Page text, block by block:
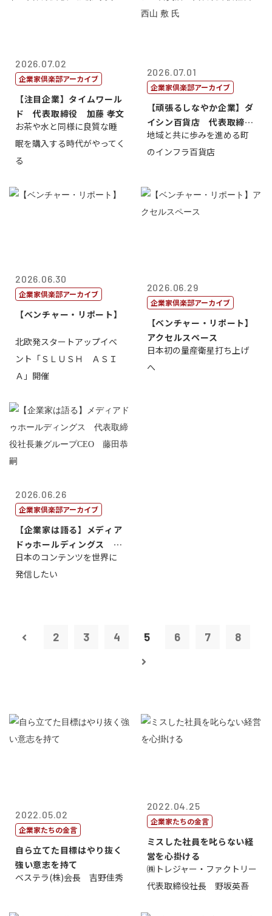
2026.07.02
企業家倶楽部アーカイブ
【注目企業】タイムワール
ド 代表取締役 加藤 孝文
お茶や水と同様に良質な睡
眠を購入する時代がやってく
る
2026.07.01
企業家倶楽部アーカイブ
【頑張るしなやか企業】ダ
イシン百貨店 代表取締役
社長 西山 ...
地域と共に歩みを進める町
のインフラ百貨店
2026.06.30
企業家倶楽部アーカイブ
【ベンチャー・リポート】
北欧発スタートアップイベ
ント「ＳＬＵＳＨ ＡＳＩ
Ａ」開催
2026.06.29
企業家倶楽部アーカイブ
【ベンチャー・リポート】
アクセルスペース
日本初の量産衛星打ち上げ
へ
2026.06.26
企業家倶楽部アーカイブ
【企業家は語る】メディア
ドゥホールディングス 代
表取締役社長...
日本のコンテンツを世界に
発信したい
2 3 4 5 6 7 8
2022.05.02
企業家たちの金言
自ら立てた目標はやり抜く
強い意志を持て
ベステラ(株)会長 吉野佳秀
2022.04.25
企業家たちの金言
ミスした社員を叱らない経
営を心掛ける
㈱トレジャー・ファクトリー
代表取締役社長 野坂英吾